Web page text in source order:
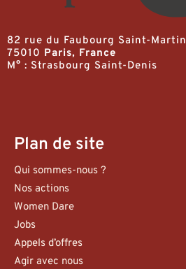
82 rue du Faubourg Saint-Martin
75010 Paris, France
M° : Strasbourg Saint-Denis
Plan de site
Qui sommes-nous ?
Nos actions
Women Dare
Jobs
Appels d’offres
Agir avec nous